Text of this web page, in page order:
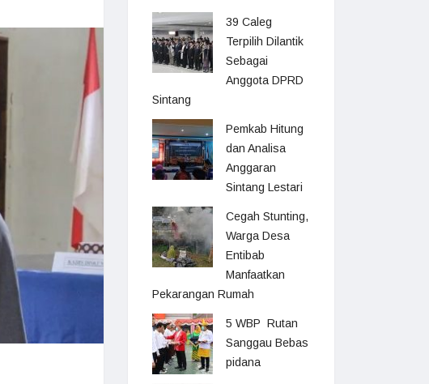
39 Caleg
Terpilih Dilantik
Sebagai
Anggota DPRD
Sintang
Pemkab Hitung
dan Analisa
Anggaran
Sintang Lestari
Cegah Stunting,
Warga Desa
Entibab
Manfaatkan
Pekarangan Rumah
5 WBP Rutan
Sanggau Bebas
pidana